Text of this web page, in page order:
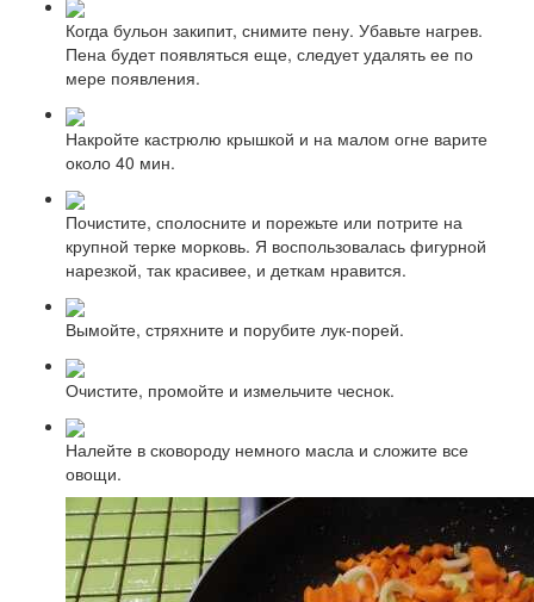
Когда бульон закипит, снимите пену. Убавьте нагрев.
Пена будет появляться еще, следует удалять ее по
мере появления.
Накройте кастрюлю крышкой и на малом огне варите
около 40 мин.
Почистите, сполосните и порежьте или потрите на
крупной терке морковь. Я воспользовалась фигурной
нарезкой, так красивее, и деткам нравится.
Вымойте, стряхните и порубите лук-порей.
Очистите, промойте и измельчите чеснок.
Налейте в сковороду немного масла и сложите все
овощи.